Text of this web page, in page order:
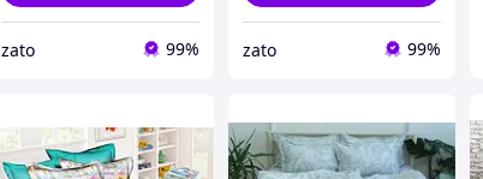
zato 99% zato 99%